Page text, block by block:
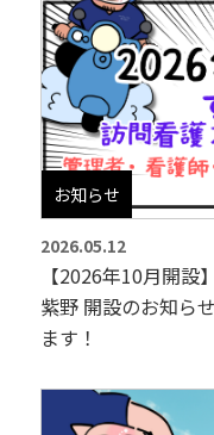
お知らせ
2026.05.12
【2026年10月開
紫野 開設のお知ら
ます！